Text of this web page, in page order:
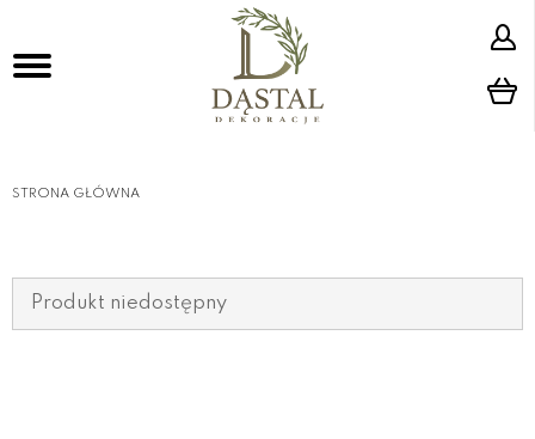
STRONA GŁÓWNA
Produkt niedostępny